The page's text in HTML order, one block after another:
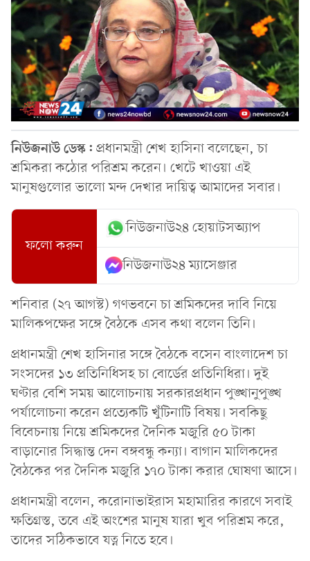
নিউজনাউ ডেস্ক: প্রধানমন্ত্রী শেখ হাসিনা বলেছেন, চা
শ্রমিকরা কঠোর পরিশ্রম করেন। খেটে খাওয়া এই
মানুষগুলোর ভালো মন্দ দেখার দায়িত্ব আমাদের সবার।
ফলো করুন
নিউজনাউ২৪ হোয়াটসঅ্যাপ
নিউজনাউ২৪ ম্যাসেঞ্জার
শনিবার (২৭ আগস্ট) গণভবনে চা শ্রমিকদের দাবি নিয়ে
মালিকপক্ষের সঙ্গে বৈঠকে এসব কথা বলেন তিনি।
প্রধানমন্ত্রী শেখ হাসিনার সঙ্গে বৈঠকে বসেন বাংলাদেশ চা
সংসদের ১৩ প্রতিনিধিসহ চা বোর্ডের প্রতিনিধিরা। দুই
ঘণ্টার বেশি সময় আলোচনায় সরকারপ্রধান পুঙ্খানুপুঙ্খ
পর্যালোচনা করেন প্রত্যেকটি খুঁটিনাটি বিষয়। সবকিছু
বিবেচনায় নিয়ে শ্রমিকদের দৈনিক মজুরি ৫০ টাকা
বাড়ানোর সিদ্ধান্ত দেন বঙ্গবন্ধু কন্যা। বাগান মালিকদের
বৈঠকের পর দৈনিক মজুরি ১৭০ টাকা করার ঘোষণা আসে।
প্রধানমন্ত্রী বলেন, করোনাভাইরাস মহামারির কারণে সবাই
ক্ষতিগ্রস্ত, তবে এই অংশের মানুষ যারা খুব পরিশ্রম করে,
তাদের সঠিকভাবে যত্ন নিতে হবে।